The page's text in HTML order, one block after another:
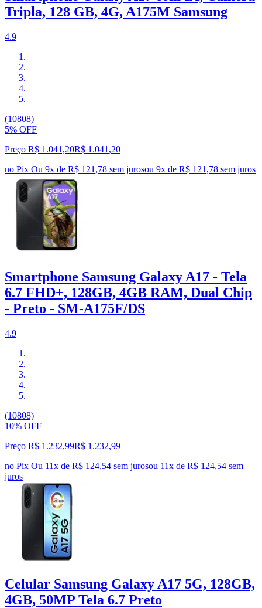
Tripla, 128 GB, 4G, A175M Samsung
4.9
(10808)
5% OFF
Preço R$ 1.041,20R$ 1.041 ,20
no Pix Ou 9x de R$ 121,78 sem jurosou 9x de R$ 121,78 sem juros
Smartphone Samsung Galaxy A17 - Tela
6.7 FHD+, 128GB, 4GB RAM, Dual Chip
- Preto - SM-A175F/DS
4.9
(10808)
10% OFF
Preço R$ 1.232,99R$ 1.232,99
no Pix Ou 11x de R$ 124,54 sem jurosou 11x de R$ 124,54 sem
juros
Celular Samsung Galaxy A17 5G, 128GB,
4GB, 50MP Tela 6.7 Preto